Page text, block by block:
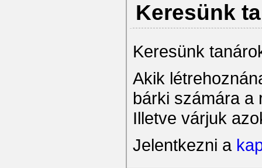
Keresünk
Keresünk
Akik
bárki számára a
Illetve várjuk
Jelentkezni a